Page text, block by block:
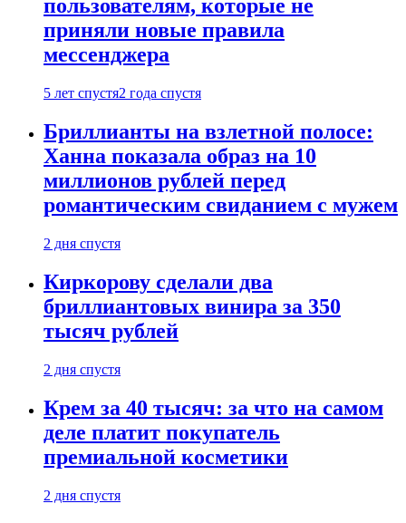
пользователям, которые не
приняли новые правила
мессенджера
5 лет спустя2 года спустя
Бриллианты на взлетной полосе:
Ханна показала образ на 10
миллионов рублей перед
романтическим свиданием с мужем
2 дня спустя
Киркорову сделали два
бриллиантовых винира за 350
тысяч рублей
2 дня спустя
Крем за 40 тысяч: за что на самом
деле платит покупатель
премиальной косметики
2 дня спустя